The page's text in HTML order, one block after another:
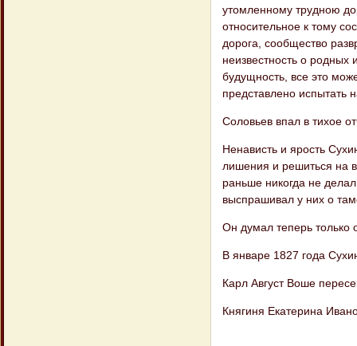
утомленному трудною
относительное к тому
дорога, сообщество
неизвестность о
будущность, все это
представлено испытать
Соловьев впал в тихое
Ненависть и ярость
лишения и ре​шиться на
раньше никогда не
выспрашивал у них о
Он думал теперь
В январе 1827 года
Карл Август Воше
Княгиня Екатерина